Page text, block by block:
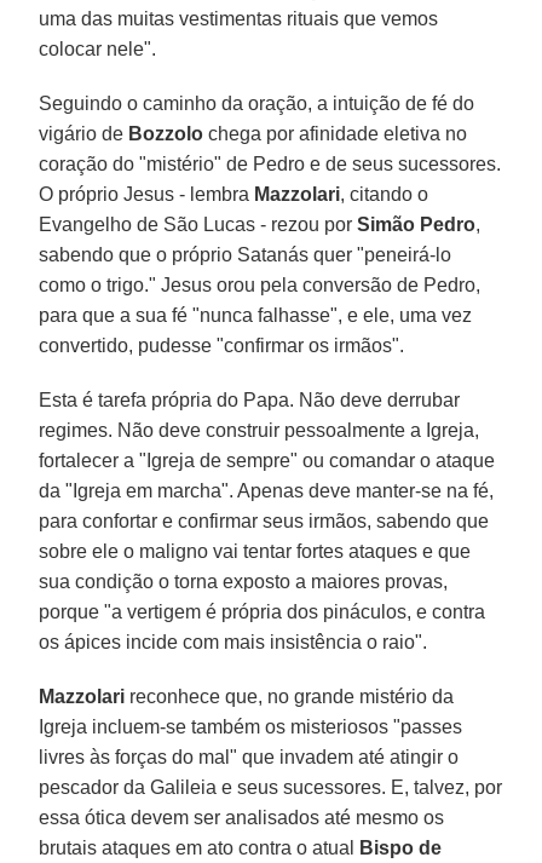
uma das muitas vestimentas rituais que vemos
colocar nele".
Seguindo o caminho da oração, a intuição de fé do
vigário de Bozzolo chega por afinidade eletiva no
coração do "mistério" de Pedro e de seus sucessores.
O próprio Jesus - lembra Mazzolari, citando o
Evangelho de São Lucas - rezou porSimão Pedro,
sabendo que o próprio Satanás quer "peneirá-lo
como o trigo." Jesus orou pela conversão de Pedro,
para que a sua fé "nunca falhasse", e ele, uma vez
convertido, pudesse "confirmar os irmãos".
Esta é tarefa própria do Papa. Não deve derrubar
regimes. Não deve construir pessoalmente a Igreja,
fortalecer a "Igreja de sempre" ou comandar o ataque
da "Igreja em marcha". Apenas deve manter-se na fé,
para confortar e confirmar seus irmãos, sabendo que
sobre ele o maligno vai tentar fortes ataques e que
sua condição o torna exposto a maiores provas,
porque "a vertigem é própria dos pináculos, e contra
os ápices incide com mais insistência o raio".
Mazzolari reconhece que, no grande mistério da
Igreja incluem-se também os misteriosos "passes
livres às forças do mal" que invadem até atingir o
pescador da Galileia e seus sucessores. E, talvez, por
essa ótica devem ser analisados até mesmo os
brutais ataques em ato contra o atual
Bispo de